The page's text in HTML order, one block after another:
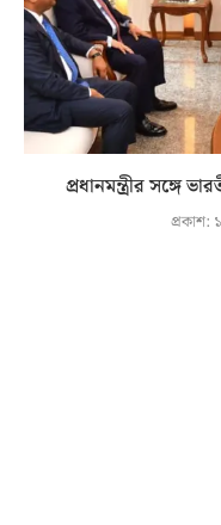
প্রধানমন্ত্রীর সঙ্গে
প্রকাশ: